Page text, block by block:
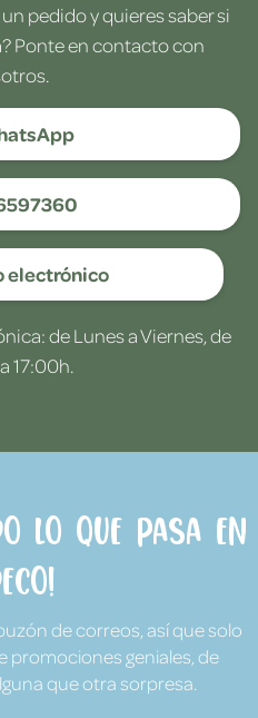
pedido y quieres saber si
Ponte en contacto con
electrónico
de Lunes a Viernes, de
17:00h.
lo que pasa en
de correos, así que solo
promociones geniales, de
que otra sorpresa.